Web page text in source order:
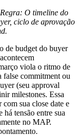
Regra: O timeline do
ciclo de aprovação
de budget do buyer
viola o ritmo de
false commitment ou
(seu approval
milestones. Essa
sua close date e
há tensão entre sua
no MAP.